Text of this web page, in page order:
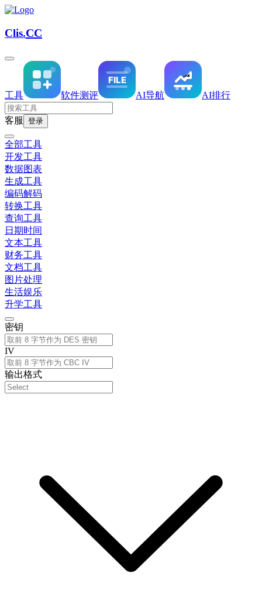
Clis.CC
工具 软件测评 AI导航 AI排行
客服 登录
全部工具
开发工具
数据图表
生成工具
编码解码
转换工具
查询工具
日期时间
文本工具
财务工具
文档工具
图片处理
生活娱乐
升学工具
密钥
IV
输出格式